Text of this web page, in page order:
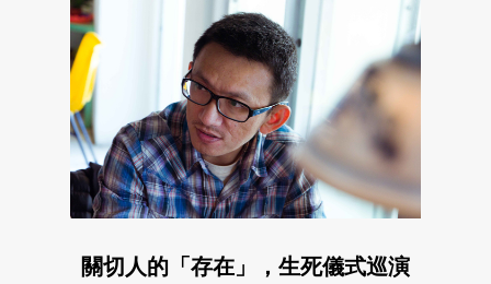
關切人的「存在」，生死儀式巡演